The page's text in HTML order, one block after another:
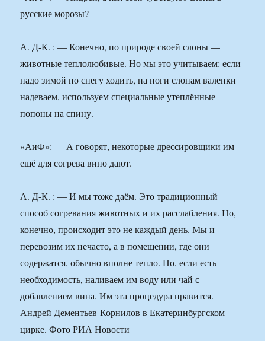
русские морозы?
А. Д-К. : — Конечно, по природе своей слоны —
животные теплолюбивые. Но мы это учитываем: если
надо зимой по снегу ходить, на ноги слонам валенки
надеваем, используем специальные утеплённые
попоны на спину.
«АиФ»: — А говорят, некоторые дрессировщики им
ещё для согрева вино дают.
А. Д-К. : — И мы тоже даём. Это традиционный
способ согревания животных и их расслабления. Но,
конечно, происходит это не каждый день. Мы и
перевозим их нечасто, а в помещении, где они
содержатся, обычно вполне тепло. Но, если есть
необходимость, наливаем им воду или чай с
добавлением вина. Им эта процедура нравится.
Андрей Дементьев-Корнилов в Екатеринбургском
цирке. Фото РИА Новости